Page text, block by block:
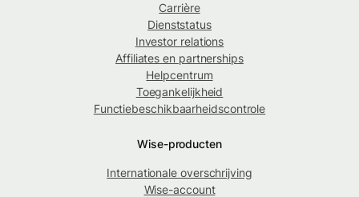
Carrière
Dienststatus
Investor relations
Affiliates en partnerships
Helpcentrum
Toegankelijkheid
Functiebeschikbaarheidscontrole
Wise-producten
Internationale overschrijving
Wise-account